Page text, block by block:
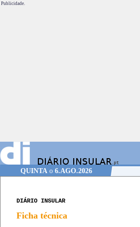
Publicidade.
QUINTAo 6.AGO.2026
DIÁRIO INSULAR
Ficha técnica